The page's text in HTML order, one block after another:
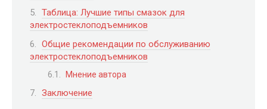
Таблица: Лучшие типы смазок для
электростеклоподъемников
Общие рекомендации по обслуживанию
электростеклоподъемников
Мнение автора
Заключение